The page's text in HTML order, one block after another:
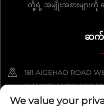
တို့ရဲ့ အမျိုးအစားများကို
ဆက်
181 AIGEHAO ROAD
We value your